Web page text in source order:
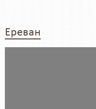
Ереван